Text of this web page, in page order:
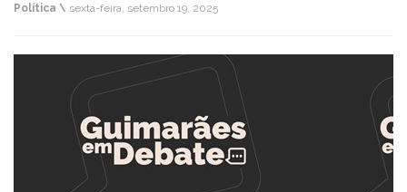
Política \ sexta-feira, setembro 19, 2025